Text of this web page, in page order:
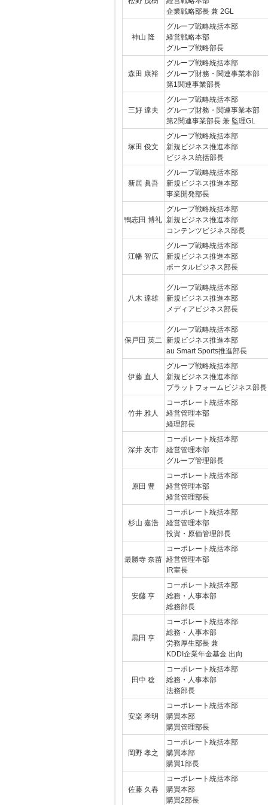
企業戦略部長 兼 2GL
神山 隆
グループ戦略統括本部
経営戦略本部
グループ戦略部長
森田 康裕
グループ戦略統括本部
グループ財務・関連事業本部
第1関連事業部長
三好 達夫
グループ戦略統括本部
グループ財務・関連事業本部
第2関連事業部長 兼 監理GL
塚田 俊文
グループ戦略統括本部
新規ビジネス推進本部
ビジネス統括部長
新居 眞吾
グループ戦略統括本部
新規ビジネス推進本部
事業開発部長
鴨志田 博礼
グループ戦略統括本部
新規ビジネス推進本部
コンテンツビジネス部長
江幡 智広
グループ戦略統括本部
新規ビジネス推進本部
ポータルビジネス部長
八木 達雄
グループ戦略統括本部
新規ビジネス推進本部
メディアビジネス部長
保戸田 英二
グループ戦略統括本部
新規ビジネス推進本部
au Smart Sports推進部長
伊藤 直人
グループ戦略統括本部
新規ビジネス推進本部
プラットフォームビジネス部長
竹井 雅人
コーポレート統括本部
経営管理本部
経理部長
深井 友市
コーポレート統括本部
経営管理本部
グループ管理部長
原田 豊
コーポレート統括本部
経営管理本部
経営管理部長
杉山 嘉浩
コーポレート統括本部
経営管理本部
投資・原価管理部長
最勝寺 奈苗
コーポレート統括本部
経営管理本部
IR室長
安藤 亨
コーポレート統括本部
総務・人事本部
総務部長
黒田 亨
コーポレート統括本部
総務・人事本部
労務厚生部長 兼
KDDI企業年金基金 出向
田中 稔
コーポレート統括本部
総務・人事本部
法務部長
安楽 孝明
コーポレート統括本部
購買本部
購買管理部長
岡野 孝之
コーポレート統括本部
購買本部
購買1部長
佐藤 久春
コーポレート統括本部
購買本部
購買2部長